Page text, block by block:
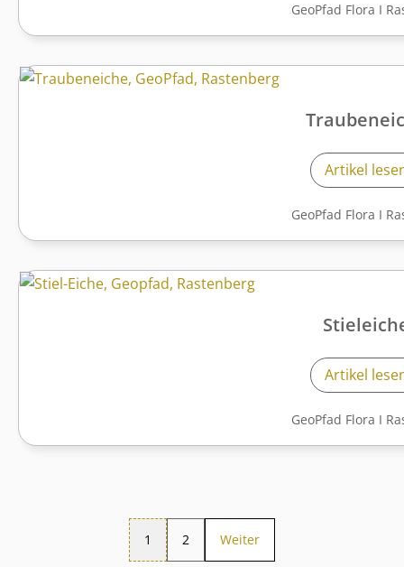
GeoPfad Flora I
Artikel
GeoPfad Flora I
Artikel
GeoPfad Flora I
1 2 Weiter